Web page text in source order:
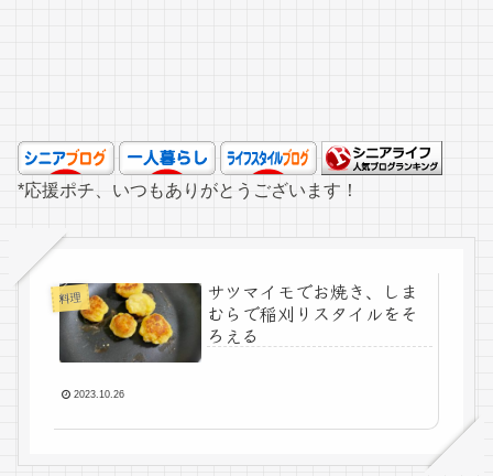
*応援ポチ、いつもありがとうございます！
料理
サツマイモでお焼き、しま
むらで稲刈りスタイルをそ
ろえる
2023.10.26